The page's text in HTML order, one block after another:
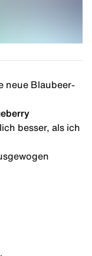
neue Blaubeer-
besser, als ich